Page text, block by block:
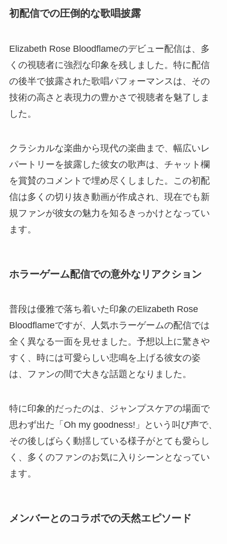
初配信での圧倒的な歌唱披露
Elizabeth Rose Bloodflameのデビュー配信は、多
くの視聴者に強烈な印象を残しました。特に配信
の後半で披露された歌唱パフォーマンスは、その
技術の高さと表現力の豊かさで視聴者を魅了しま
した。
クラシカルな楽曲から現代の楽曲まで、幅広いレ
パートリーを披露した彼女の歌声は、チャット欄
を賞賛のコメントで埋め尽くしました。この初配
信は多くの切り抜き動画が作成され、現在でも新
規ファンが彼女の魅力を知るきっかけとなってい
ます。
ホラーゲーム配信での意外なリアクション
普段は優雅で落ち着いた印象のElizabeth Rose
Bloodflameですが、人気ホラーゲームの配信では
全く異なる一面を見せました。予想以上に驚きや
すく、時には可愛らしい悲鳴を上げる彼女の姿
は、ファンの間で大きな話題となりました。
特に印象的だったのは、ジャンプスケアの場面で
思わず出た「Oh my goodness!」という叫び声で、
その後しばらく動揺している様子がとても愛らし
く、多くのファンのお気に入りシーンとなってい
ます。
メンバーとのコラボでの天然エピソード